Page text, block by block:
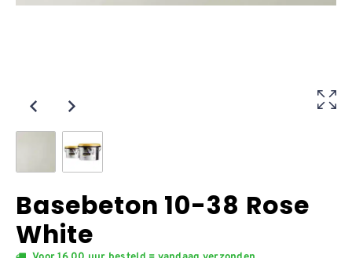
Basebeton 10-38 Rose
White